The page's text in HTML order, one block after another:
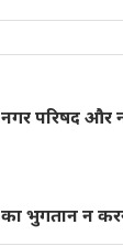
परिषद और
भुगतान न